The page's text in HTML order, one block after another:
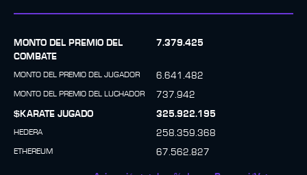
MONTO DEL PREMIO DEL
COMBATE
7.379.425
MONTO DEL PREMIO DEL JUGADOR 6.641.482
MONTO DEL PREMIO DEL LUCHADOR
737.942
$KARATE JUGADO
325.922.195
HEDERA 258.359.368
ETHEREUM 67.562.827